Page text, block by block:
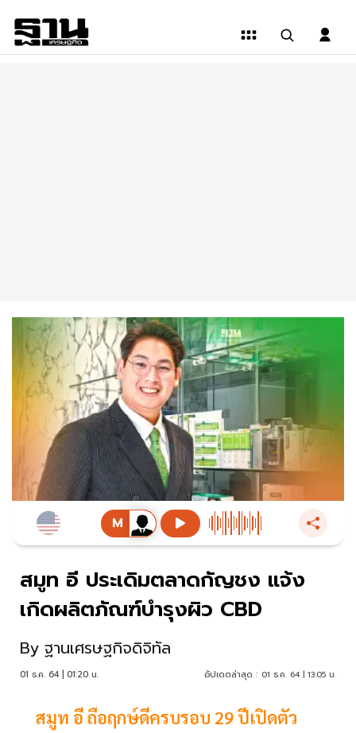
สมูท อี ประเดิมตลาดกัญชง แจ้ง
เกิดผลิตภัณฑ์บำรุงผิว CBD
By ฐานเศรษฐกิจดิจิทัล
01 ธ.ค. 64 | 01:20 น. อัปเดตล่าสุด : 01 ธ.ค. 64 | 13:05 น.
สมูท อี ถือฤกษ์ดีครบรอบ 29 ปีเปิดตัว